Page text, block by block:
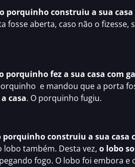
porquinho construiu a sua
fosse aberta, caso não o
porquinho fez a sua casa com
e mandou que a porta
casa. O porquinho fugiu.
porquinho construiu a sua casa
lobo também. Desta vez, o lobo
fogo. O lobo foi embora e